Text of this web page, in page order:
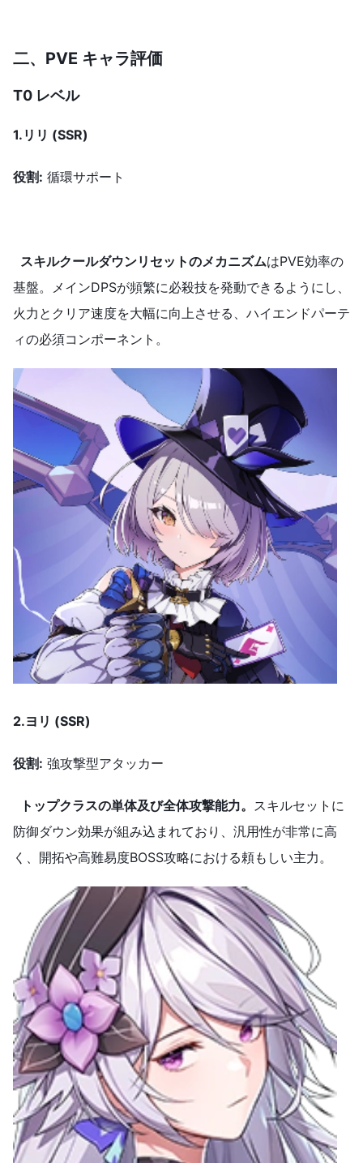
二、 PVE キャラ評価
T0 レベル
1. リリ (SSR)
役割: 循環サポート
スキルクールダウンリセットのメカニズムはPVE効率の
基盤。メインDPSが頻繁に必殺技を発動できるようにし、
火力とクリア速度を大幅に向上させる、ハイエンドパーテ
ィの必須コンポーネント。
2.ヨリ (SSR)
役割: 強攻撃型アタッカー
トップクラスの単体及び全体攻撃能力。 スキルセットに
防御ダウン効果が組み込まれており、汎用性が非常に高
く、開拓や高難易度BOSS攻略における頼もしい主力。